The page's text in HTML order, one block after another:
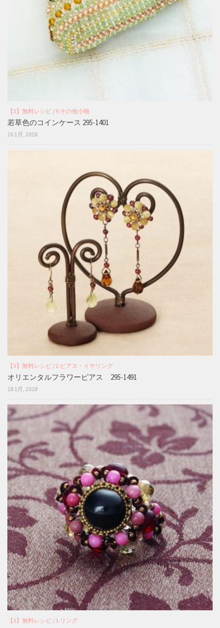
【3】無料レシピ / 9.その他小物
若草色のコインケース 295-1401
26 1月, 2018
【3】無料レシピ /2.ピアス・イヤリング
オリエンタルフラワーピアス 295-1491
18 1月, 2018
【3】無料レシピ /3.リング